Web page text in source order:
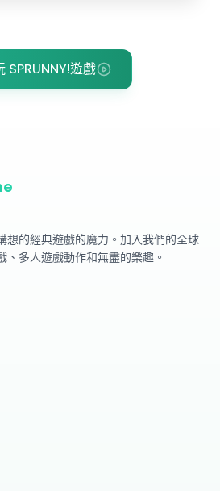
SPRUNNY!遊戲
想的經典遊戲的魔力。加入我們的全球
多人遊戲動作和無盡的樂趣。